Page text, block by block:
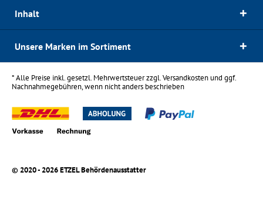
Inhalt
Unsere Marken im Sortiment
* Alle Preise inkl. gesetzl. Mehrwertsteuer zzgl.Versandkostenund ggf.
Nachnahmegebühren, wenn nicht anders beschrieben
© 2020 - 2026 ETZEL Behördenausstatter